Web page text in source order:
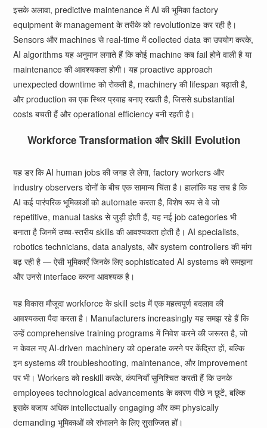
इसके अलावा, predictive maintenance में AI की भूमिका factory
equipment के management के तरीके को revolutionize कर रही है।
Sensors और machines से real-time में collected data का उपयोग करके,
AI algorithms यह अनुमान लगाते हैं कि कोई machine कब fail होने वाली है या
maintenance की आवश्यकता होगी। यह proactive approach
unexpected downtime को रोकती है, machinery की lifespan बढ़ाती है,
और production का एक स्थिर प्रवाह बनाए रखती है, जिससे substantial
costs बचती हैं और operational efficiency बनी रहती है।
Workforce Transformation और Skill Evolution
यह डर कि AI human jobs की जगह ले लेगा, factory workers और
industry observers दोनों के बीच एक सामान्य चिंता है। हालांकि यह सच है कि
AI कई पारंपरिक भूमिकाओं को automate करता है, विशेष रूप से वे जो
repetitive, manual tasks से जुड़ी होती हैं, यह नई job categories भी
बनाता है जिनमें उच्च-स्तरीय skills की आवश्यकता होती है। AI specialists,
robotics technicians, data analysts, और system controllers की मांग
बढ़ रही है — ऐसी भूमिकाएँ जिनके लिए sophisticated AI systems को समझना
और उनसे interface करना आवश्यक है।
यह विकास मौजूदा workforce के skill sets में एक महत्वपूर्ण बदलाव की
आवश्यकता पैदा करता है। Manufacturers increasingly यह समझ रहे हैं कि
उन्हें comprehensive training programs में निवेश करने की जरूरत है, जो
न केवल नए AI-driven machinery को operate करने पर केंद्रित हों, बल्कि
इन systems की troubleshooting, maintenance, और improvement
पर भी। Workers को reskill करके, कंपनियाँ सुनिश्चित करती हैं कि उनके
employees technological advancements के कारण पीछे न छूटें, बल्कि
इसके बजाय अधिक intellectually engaging और कम physically
demanding भूमिकाओं को संभालने के लिए सुसज्जित हों।